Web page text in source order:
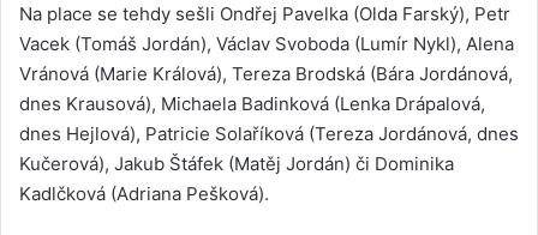
Na place se tehdy sešli Ondřej Pavelka (Olda Farský), Petr
Vacek (Tomáš Jordán), Václav Svoboda (Lumír Nykl), Alena
Vránová (Marie Králová), Tereza Brodská (Bára Jordánová,
dnes Krausová), Michaela Badinková (Lenka Drápalová,
dnes Hejlová), Patricie Solaříková (Tereza Jordánová, dnes
Kučerová), Jakub Štáfek (Matěj Jordán) či Dominika
Kadlčková (Adriana Pešková).